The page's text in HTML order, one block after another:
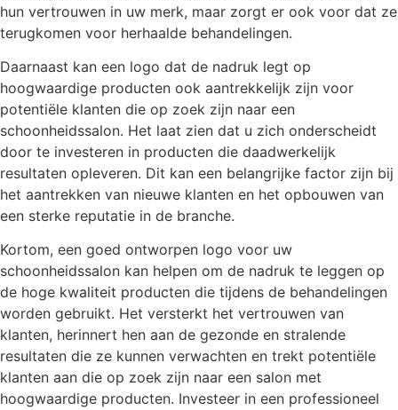
hun vertrouwen in uw merk, maar zorgt er ook voor dat ze
terugkomen voor herhaalde behandelingen.
Daarnaast kan een logo dat de nadruk legt op
hoogwaardige producten ook aantrekkelijk zijn voor
potentiële klanten die op zoek zijn naar een
schoonheidssalon. Het laat zien dat u zich onderscheidt
door te investeren in producten die daadwerkelijk
resultaten opleveren. Dit kan een belangrijke factor zijn bij
het aantrekken van nieuwe klanten en het opbouwen van
een sterke reputatie in de branche.
Kortom, een goed ontworpen logo voor uw
schoonheidssalon kan helpen om de nadruk te leggen op
de hoge kwaliteit producten die tijdens de behandelingen
worden gebruikt. Het versterkt het vertrouwen van
klanten, herinnert hen aan de gezonde en stralende
resultaten die ze kunnen verwachten en trekt potentiële
klanten aan die op zoek zijn naar een salon met
hoogwaardige producten. Investeer in een professioneel